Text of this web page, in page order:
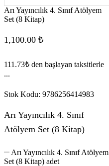
Arı Yayıncılık 4. Sınıf Atölyem
Set (8 Kitap)
1,100.00 ₺
111.73₺ den başlayan taksitlerle
...
Stok Kodu: 9786256414983
Arı Yayıncılık 4. Sınıf
Atölyem Set (8 Kitap)
Arı Yayıncılık 4. Sınıf Atölyem
Set (8 Kitap) adet